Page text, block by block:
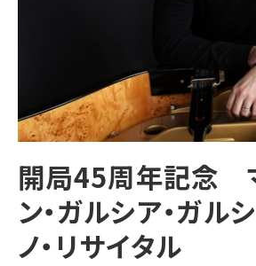
開局45周年記念
ン・ガルシア・ガ
ノ・リサイタル